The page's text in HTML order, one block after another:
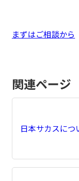
まずはご相談から
関連ページ
日本サカスにつ